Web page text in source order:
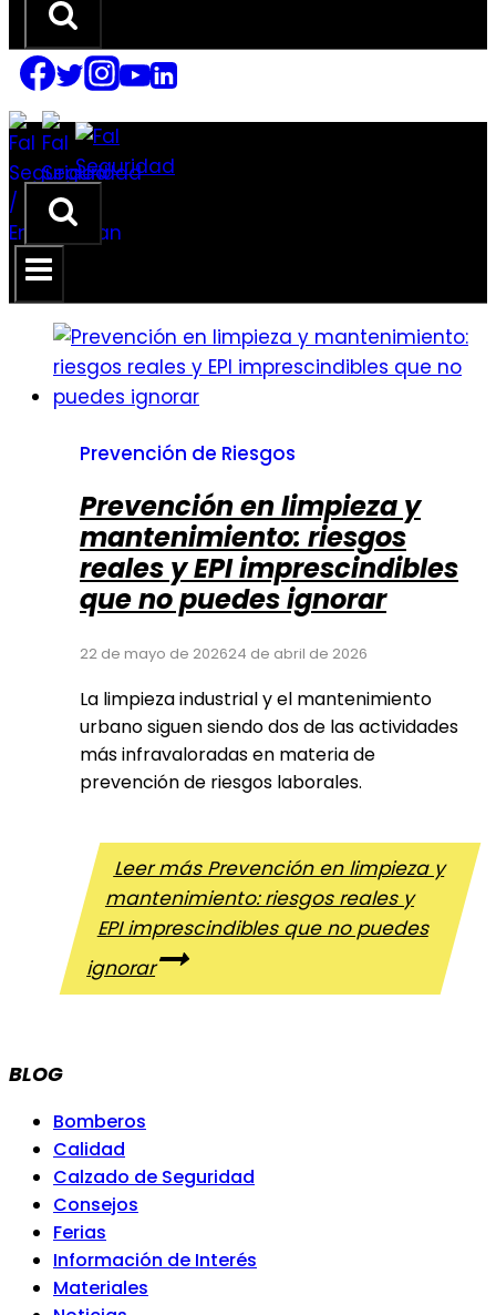
Prevención de Riesgos
Prevención en limpieza y
mantenimiento: riesgos
reales y EPI imprescindibles
que no puedes ignorar
22 de mayo de 202624 de abril de 2026
La limpieza industrial y el mantenimiento
urbano siguen siendo dos de las actividades
más infravaloradas en materia de
prevención de riesgos laborales.
Leer másPrevención en limpieza y
mantenimiento: riesgos reales y
EPI imprescindibles que no puedes
ignorar
BLOG
Bomberos
Calidad
Calzado de Seguridad
Consejos
Ferias
Información de Interés
Materiales